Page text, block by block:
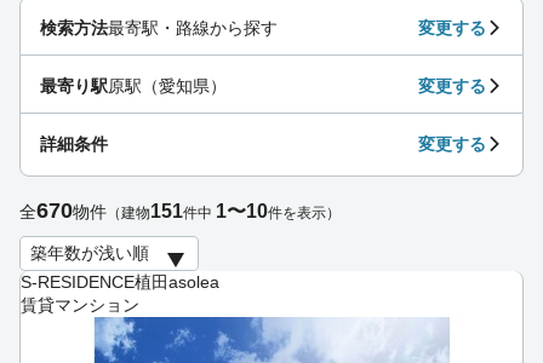
S-RESIDENCE植田asolea
賃貸マンション
検索方法最寄駅・路線から探す 変更する
最寄り駅原駅（愛知県） 変更する
詳細条件 変更する
全670物件 （建物151件中 1〜10件を表示）